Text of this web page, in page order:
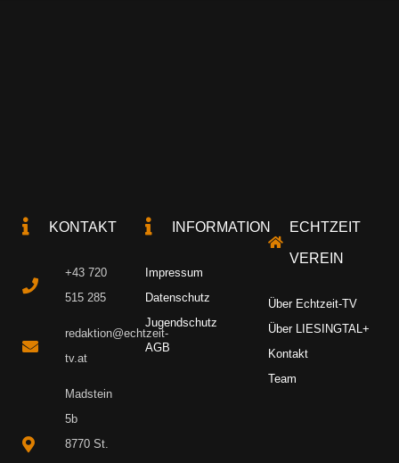
KONTAKT
+43 720
515 285
redaktion@echtzeit-
tv.at
Madstein
5b
8770 St.
INFORMATION
Impressum
Datenschutz
Jugendschutz
AGB
ECHTZEIT
VEREIN
Über Echtzeit-TV
Über LIESINGTAL+
Kontakt
Team